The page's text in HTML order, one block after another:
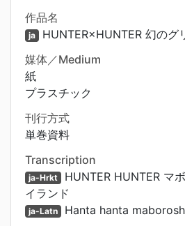
作品名
ja HUNTER×HUNTER 幻のグ
媒体／Medium
紙
プラスチック
刊行方式
単巻資料
Transcription
ja-Hrkt HUNTER HUNTER マ
イランド
ja-Latn Hanta hanta